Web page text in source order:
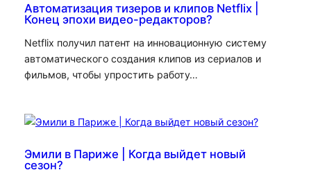
Автоматизация тизеров и клипов Netflix |
Конец эпохи видео-редакторов?
Netflix получил патент на инновационную систему
автоматического создания клипов из сериалов и
фильмов, чтобы упростить работу…
Эмили в Париже | Когда выйдет новый
сезон?